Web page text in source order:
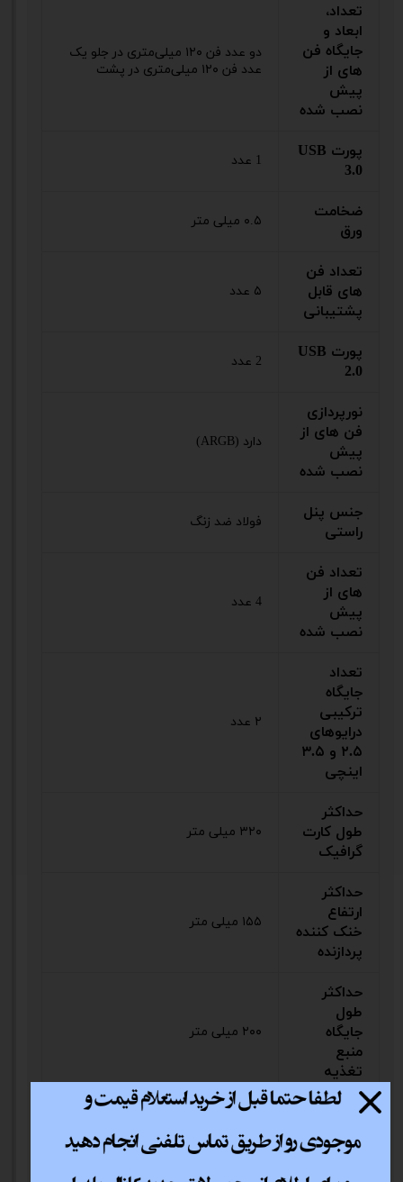
تعداد،
ابعاد و
جایگاه فن
های از
پیش
نصب شده
دو عدد فن ۱۲۰ میلی‌متری در جلو یک
عدد فن ۱۲۰ میلی‌متری در پشت
پورت USB
3.0
1 عدد
ضخامت
ورق
۰.۵ میلی متر
تعداد فن
های قابل
پشتیبانی
۵ عدد
پورت USB
2.0
2 عدد
نورپردازی
فن های از
پیش
نصب شده
دارد (ARGB)
جنس پنل
راستی
فولاد ضد زنگ
تعداد فن
های از
پیش
نصب شده
4 عدد
تعداد
جایگاه
ترکیبی
درایوهای
۲.۵ و ۳.۵
اینچی
۲ عدد
حداکثر
طول کارت
گرافیک
۳۲۰ میلی متر
حداکثر
ارتفاع
خنک کننده
پردازنده
۱۵۵ میلی متر
حداکثر
طول
جایگاه
منبع
تغذیه
۲۰۰ میلی متر
پشتیبانی
از فن در
قسمت
جلوی
دو عدد فن ۱۲۰ میلی‌متری یا دو عدد